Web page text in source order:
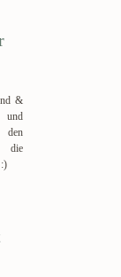
&
und
die